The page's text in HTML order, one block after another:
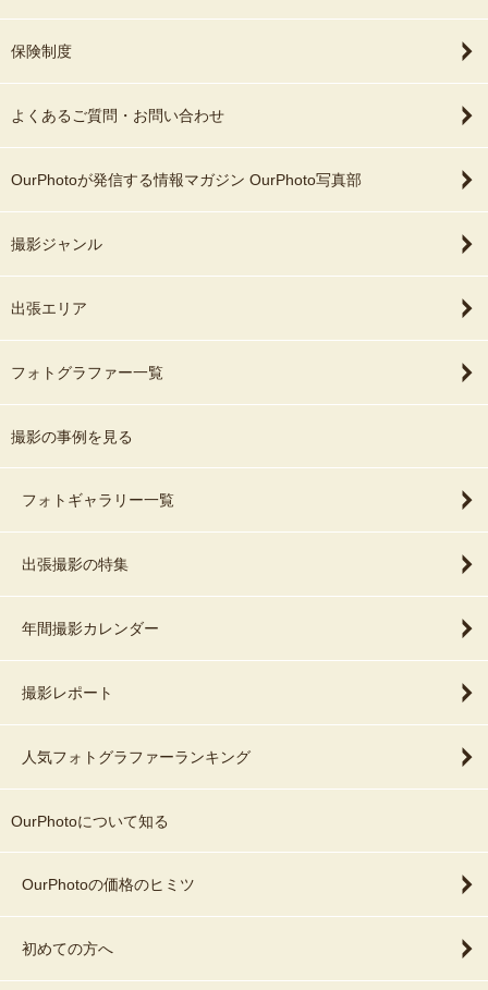
保険制度
よくあるご質問・お問い合わせ
OurPhotoが発信する情報マガジン OurPhoto写真部
撮影ジャンル
出張エリア
フォトグラファー一覧
撮影の事例を見る
フォトギャラリー一覧
出張撮影の特集
年間撮影カレンダー
撮影レポート
人気フォトグラファーランキング
OurPhotoについて知る
OurPhotoの価格のヒミツ
初めての方へ